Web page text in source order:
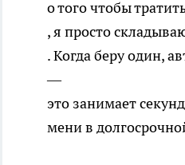
о того чтобы
, я просто
. Когда беру один,
—
это занимает
мени в